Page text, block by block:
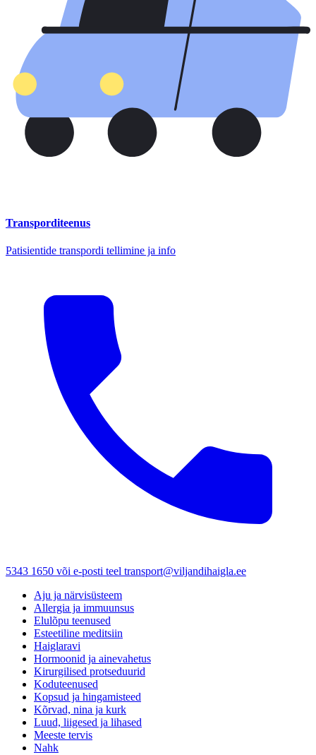
Transporditeenus
Patisientide transpordi tellimine ja info
5343 1650 või e-posti teel transport@viljandihaigla.ee
Aju ja närvisüsteem
Allergia ja immuunsus
Elulõpu teenused
Esteetiline meditsiin
Haiglaravi
Hormoonid ja ainevahetus
Kirurgilised protseduurid
Koduteenused
Kopsud ja hingamisteed
Kõrvad, nina ja kurk
Luud, liigesed ja lihased
Meeste tervis
Nahk